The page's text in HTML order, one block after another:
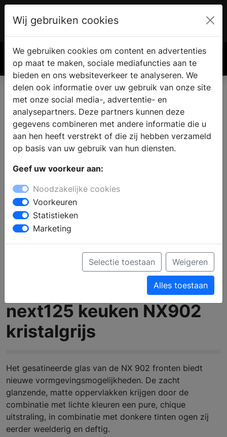
€ 0.00
next125 keuken NX902
kristalgrijs
Het gesatineerde glas van de NX 902 fronten biedt
nieuwe vormgevingsmogelijkheden. De zacht
glanzende, matte oppervlakken krijgen door de
combinatie met lichte kleuren een pure, chique
uitstraling, in combinatie met donkere tinten ogen zij
eerder weelderig en deftig.
Wij gebruiken cookies
We gebruiken cookies om content en advertenties
op maat te maken, sociale mediafuncties aan te
bieden en ons websiteverkeer te analyseren. We
delen ook informatie over uw gebruik van onze site
met onze social media-, advertentie- en
analysepartners. Deze partners kunnen deze
gegevens combineren met andere informatie die u
aan hen heeft verstrekt of die zij hebben verzameld
op basis van uw gebruik van hun diensten.
Geef uw voorkeur aan:
Noodzakelijke cookies
Voorkeuren
Statistieken
Marketing
Selectie toestaan Weigeren
Alles toestaan